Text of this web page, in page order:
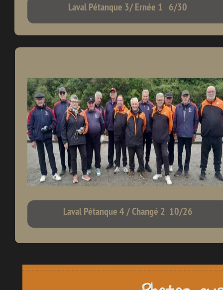
Laval Pétanque 3/ Ernée 1 6/30
Laval Pétanque 4 / Changé 2 10/26